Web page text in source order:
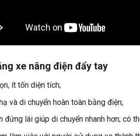
xe nâng điện đẩy tay
ít tốn diện tích;
và di chuyển hoàn toàn bằng điện;
đứng lái giúp di chuyển nhanh hơn; có